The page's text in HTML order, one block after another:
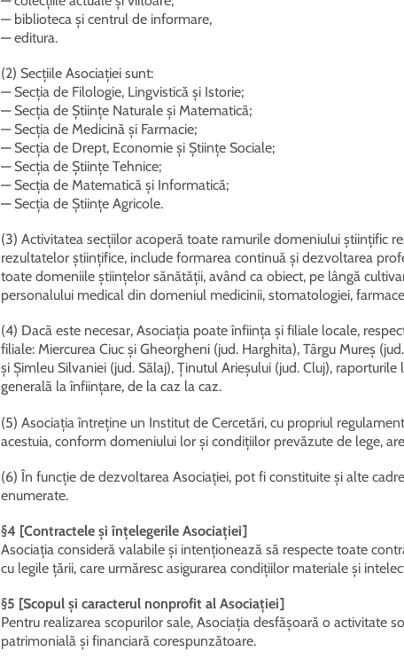
— biblioteca și centrul de informare,
— editura.
(2) Secțiile Asociației sunt:
— Secția de Filologie, Lingvistică și Istorie;
— Secția de Științe Naturale și Matematică;
— Secția de Medicină și Farmacie;
— Secția de Drept, Economie și Științe Sociale;
— Secția de Științe Tehnice;
— Secția de Matematică și Informatică;
— Secția de Științe Agricole.
(3) Activitatea secțiilor acoperă toate ramurile domeniului științific
rezultatelor științifice, include formarea continuă și dezvoltarea
toate domeniile științelor sănătății, având ca obiect, pe lângă
personalului medical din domeniul medicinii, stomatologiei,
(4) Dacă este necesar, Asociația poate înființa și filiale locale,
filiale: Miercurea Ciuc și Gheorgheni (jud. Harghita), Târgu Mureș
și Șimleu Silvaniei (jud. Sălaj), Ținutul Arieșului (jud. Cluj),
generală la înființare, de la caz la caz.
(5) Asociația întreține un Institut de Cercetări, cu propriul
acestuia, conform domeniului lor și condițiilor prevăzute de lege,
(6) În funcție de dezvoltarea Asociației, pot fi constituite și alte
enumerate.
§4 [Contractele și înțelegerile Asociației]
Asociația consideră valabile și intenționează să respecte toate
cu legile țării, care urmăresc asigurarea condițiilor materiale și
§5 [Scopul și caracterul nonprofit al Asociației]
Pentru realizarea scopurilor sale, Asociația desfășoară o activitate
patrimonială și financiară corespunzătoare.